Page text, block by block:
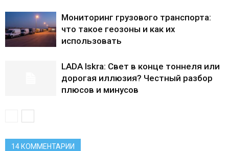
Мониторинг грузового транспорта:
что такое геозоны и как их
использовать
LADA Iskra: Свет в конце тоннеля или
дорогая иллюзия? Честный разбор
плюсов и минусов
14 КОММЕНТАРИИ